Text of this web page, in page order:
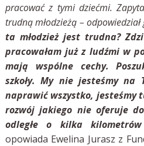
pracować z tymi dziećmi.
trudną młodzieżą – odpowiedział
ta młodzież jest trudna?
pracowałam już z ludźmi w
mają wspólne cechy.
szkoły. My nie jesteśmy
naprawić wszystko, jesteśmy
rozwój jakiego nie oferuje
odległe o kilka
opowiada Ewelina Jurasz z